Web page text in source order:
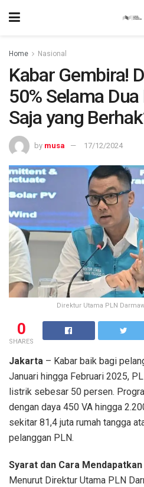
Home Nasional
Kabar Gembira!
50% Selama
Saja yang
by musa 17/12/2024
Direktur Utama PLN
0
SHARES
Jakarta – Kabar baik bagi
Januari hingga Februari 2025,
listrik sebesar 50 persen.
dengan daya 450 VA hingga
sekitar 81,4 juta rumah tangga
pelanggan PLN.
Syarat dan Cara
Menurut Direktur Utama PLN